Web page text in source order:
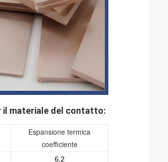
il materiale del contatto:
Espansione termica
coefficiente
6,2